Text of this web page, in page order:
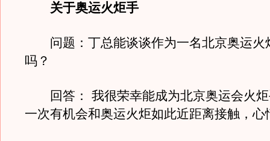
关于奥运火炬手
问题：丁总能谈谈作为一名北京奥运火
吗？
回答： 我很荣幸能成为北京奥运会火炬
一次有机会和奥运火炬如此近距离接触，心